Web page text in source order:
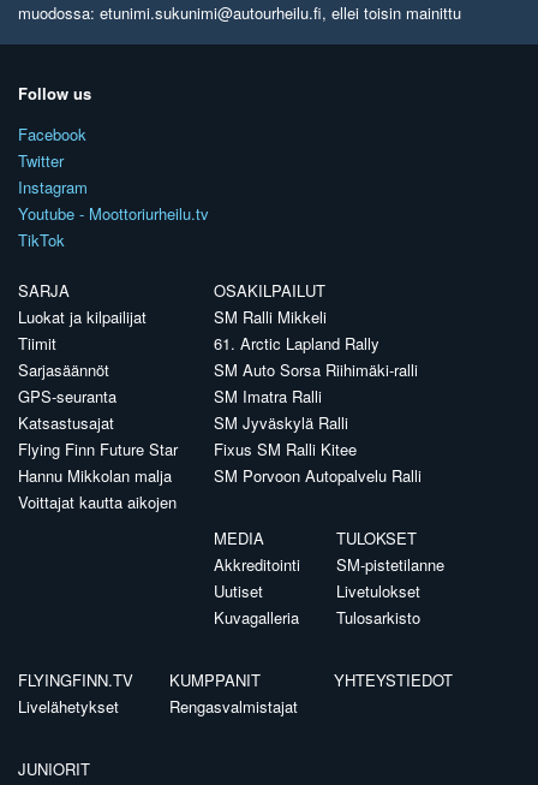
muodossa: etunimi.sukunimi@autourheilu.fi, ellei toisin mainittu
Follow us
Facebook
Twitter
Instagram
Youtube - Moottoriurheilu.tv
TikTok
SARJA
Luokat ja kilpailijat
Tiimit
Sarjasäännöt
GPS-seuranta
Katsastusajat
Flying Finn Future Star
Hannu Mikkolan malja
Voittajat kautta aikojen
OSAKILPAILUT
SM Ralli Mikkeli
61. Arctic Lapland Rally
SM Auto Sorsa Riihimäki-ralli
SM Imatra Ralli
SM Jyväskylä Ralli
Fixus SM Ralli Kitee
SM Porvoon Autopalvelu Ralli
MEDIA
Akkreditointi
Uutiset
Kuvagalleria
TULOKSET
SM-pistetilanne
Livetulokset
Tulosarkisto
FLYINGFINN.TV
Livelähetykset
KUMPPANIT
Rengasvalmistajat
YHTEYSTIEDOT
JUNIORIT